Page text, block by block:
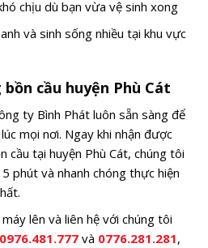
chịu dù bạn vừa vệ sinh xong
và sinh sống nhiều tại khu vực
cầu huyện Phù Cát
ty Bình Phát luôn sẵn sàng để
mọi nơi. Ngay khi nhận được
cầu tại huyện Phù Cát, chúng tôi
phút và nhanh chóng thực hiện
lên và liên hệ với chúng tôi
0976.481.777và 0776.281.281,